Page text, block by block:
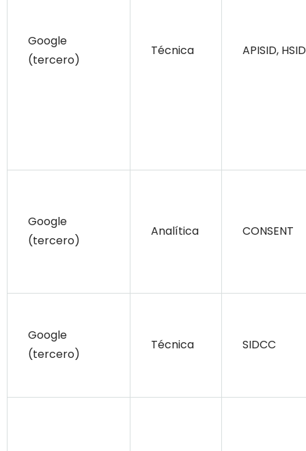
Google
(tercero)
Técnica APISID,
Google
(tercero)
Analítica CONSENT
Google
(tercero)
Técnica SIDCC